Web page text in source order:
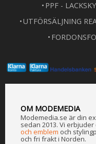
PPF -
UTFÖRSÄLJNING
OM MODEMEDIA
Modemedia.se är din
sedan 2013. Vi
och emblem och
och fri frakt i Norden.